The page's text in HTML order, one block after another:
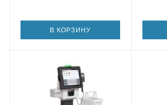
В КОРЗИНУ